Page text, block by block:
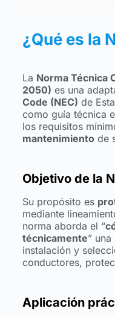
¿Qué es la
La Norma Técnica
2050) es una
Code (NEC) de
como guía técnica
los requisitos
mantenimientode
Objetivo de la
Su propósito es
mediante
norma aborda el “
técnicamente”
instalación y
conductores,
Aplicación